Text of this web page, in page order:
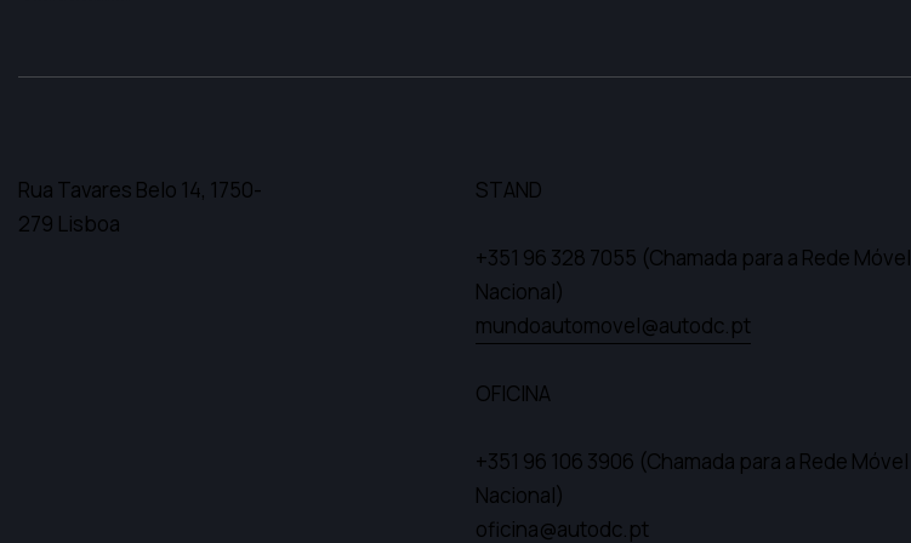
Rua Tavares Belo 14, 1750-
279 Lisboa
STAND
+351 96 328 7055 (Chamada para a Rede Móvel
Nacional)
mundoautomovel@autodc.pt
OFICINA
+351 96 106 3906 (Chamada para a Rede Móvel
Nacional)
oficina@autodc.pt